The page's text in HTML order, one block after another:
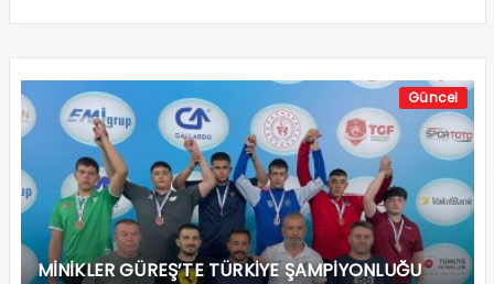
Güncel
MİNİKLER GÜREŞ’TE TÜRKİYE ŞAMPİYONLUĞU